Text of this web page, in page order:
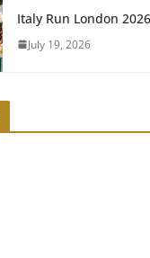
Italy Run London 2026
July 19, 2026